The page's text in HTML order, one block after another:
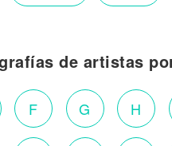
de artistas
F G H